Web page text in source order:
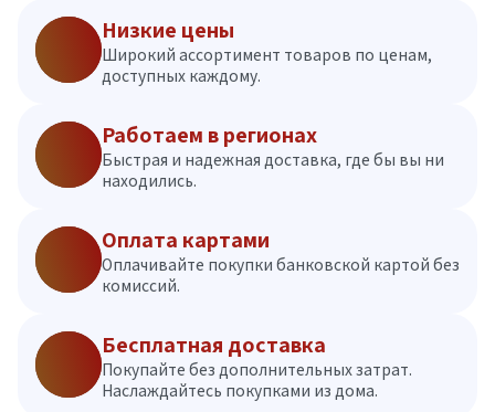
Низкие цены
Широкий ассортимент товаров по ценам,
доступных каждому.
Работаем в регионах
Быстрая и надежная доставка, где бы вы ни
находились.
Оплата картами
Оплачивайте покупки банковской картой без
комиссий.
Бесплатная доставка
Покупайте без дополнительных затрат.
Наслаждайтесь покупками из дома.